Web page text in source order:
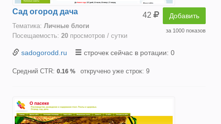
42 Добавить
за 1000 показов
Сад огород дача
Тематика: Личные блоги
Посещаемость: 20 просмотров / сутки
sadogorodd.ru строчек сейчас в ротации: 0
Средний CTR: 0.16 % откручено уже строк: 9